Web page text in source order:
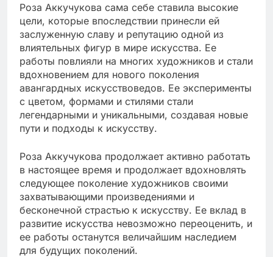
Роза Аккучукова сама себе ставила высокие
цели, которые впоследствии принесли ей
заслуженную славу и репутацию одной из
влиятельных фигур в мире искусства. Ее
работы повлияли на многих художников и стали
вдохновением для нового поколения
авангардных искусствоведов. Ее эксперименты
с цветом, формами и стилями стали
легендарными и уникальными, создавая новые
пути и подходы к искусству.
Роза Аккучукова продолжает активно работать
в настоящее время и продолжает вдохновлять
следующее поколение художников своими
захватывающими произведениями и
бесконечной страстью к искусству. Ее вклад в
развитие искусства невозможно переоценить, и
ее работы останутся величайшим наследием
для будущих поколений.